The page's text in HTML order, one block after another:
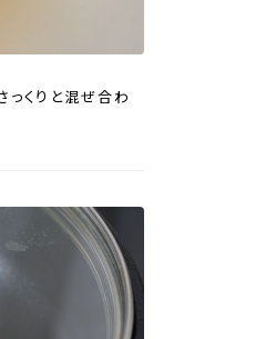
っくりと混ぜ合わ